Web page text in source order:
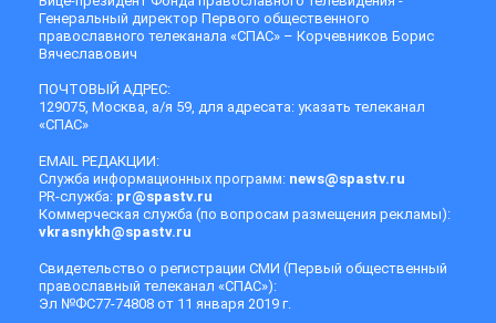
Генеральный директор Первого общественного
православного телеканала «СПАС» – Корчевников Борис
Вячеславович
ПОЧТОВЫЙ АДРЕС:
129075, Москва, а/я 59, для адресата: указать телеканал
«СПАС»
EMAIL РЕДАКЦИИ:
Служба информационных программ: news@spastv.ru
PR-служба: pr@spastv.ru
Коммерческая служба (по вопросам размещения рекламы):
vkrasnykh@spastv.ru
Свидетельство о регистрации СМИ (Первый общественный
православный телеканал «СПАС»):
Эл №ФС77-74808 от 11 января 2019 г.